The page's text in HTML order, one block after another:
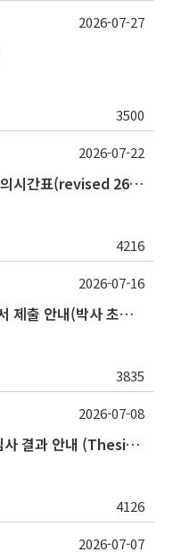
3500
2026-07-27
2026학년도 2학기 보건대학원 강의시간표(revised 260803)(2026 2nd SEMESTER SNU GSPH TIMETABLE)
4216
2026-07-22
2026학년도 2학기 논문작성계획서 제출 안내(박사 초심 일정 포함)_Thesis Proposal
3835
2026-07-16
2026학년도 1학기 석·박사 논문심사 결과 안내 (Thesis Defense Result)
4126
2026-07-08
2026-07-07